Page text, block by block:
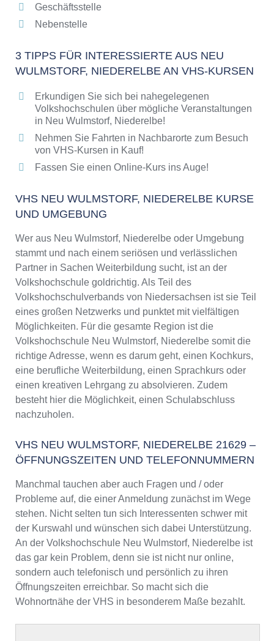
Geschäftsstelle
Nebenstelle
3 TIPPS FÜR INTERESSIERTE AUS NEU
WULMSTORF, NIEDERELBE AN VHS-KURSEN
Erkundigen Sie sich bei nahegelegenen
Volkshochschulen über mögliche Veranstaltungen
in Neu Wulmstorf, Niederelbe!
Nehmen Sie Fahrten in Nachbarorte zum Besuch
von VHS-Kursen in Kauf!
Fassen Sie einen Online-Kurs ins Auge!
VHS NEU WULMSTORF, NIEDERELBE KURSE
UND UMGEBUNG
Wer aus Neu Wulmstorf, Niederelbe oder Umgebung
stammt und nach einem seriösen und verlässlichen
Partner in Sachen Weiterbildung sucht, ist an der
Volkshochschule goldrichtig. Als Teil des
Volkshochschulverbands von Niedersachsen ist sie Teil
eines großen Netzwerks und punktet mit vielfältigen
Möglichkeiten. Für die gesamte Region ist die
Volkshochschule Neu Wulmstorf, Niederelbe somit die
richtige Adresse, wenn es darum geht, einen Kochkurs,
eine berufliche Weiterbildung, einen Sprachkurs oder
einen kreativen Lehrgang zu absolvieren. Zudem
besteht hier die Möglichkeit, einen Schulabschluss
nachzuholen.
VHS NEU WULMSTORF, NIEDERELBE 21629 –
ÖFFNUNGSZEITEN UND TELEFONNUMMERN
Manchmal tauchen aber auch Fragen und / oder
Probleme auf, die einer Anmeldung zunächst im Wege
stehen. Nicht selten tun sich Interessenten schwer mit
der Kurswahl und wünschen sich dabei Unterstützung.
An der Volkshochschule Neu Wulmstorf, Niederelbe ist
das gar kein Problem, denn sie ist nicht nur online,
sondern auch telefonisch und persönlich zu ihren
Öffnungszeiten erreichbar. So macht sich die
Wohnortnähe der VHS in besonderem Maße bezahlt.